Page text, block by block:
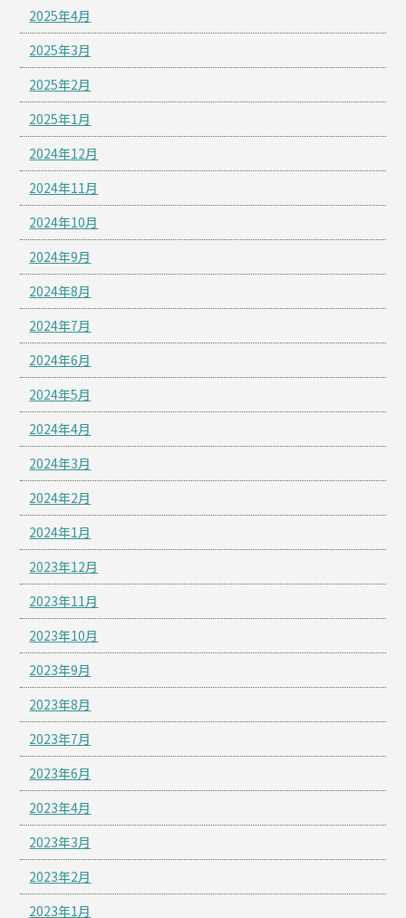
2025年4月
2025年3月
2025年2月
2025年1月
2024年12月
2024年11月
2024年10月
2024年9月
2024年8月
2024年7月
2024年6月
2024年5月
2024年4月
2024年3月
2024年2月
2024年1月
2023年12月
2023年11月
2023年10月
2023年9月
2023年8月
2023年7月
2023年6月
2023年4月
2023年3月
2023年2月
2023年1月